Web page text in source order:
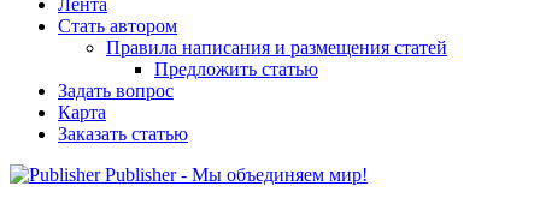
Лента
Стать автором
Правила написания и размещения статей
Предложить статью
Задать вопрос
Карта
Заказать статью
Publisher - Мы объединяем мир!